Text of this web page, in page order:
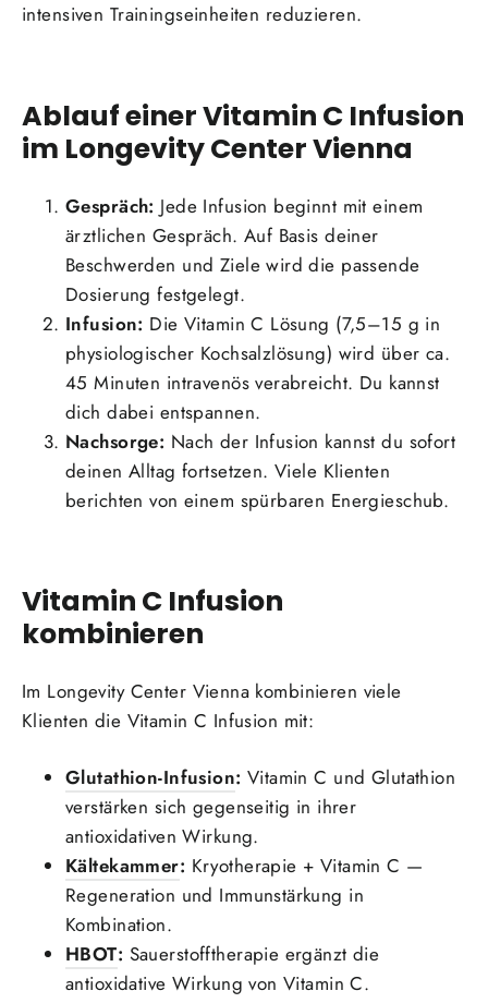
intensiven Trainingseinheiten reduzieren.
Ablauf einer Vitamin C Infusion
im Longevity Center Vienna
Gespräch: Jede Infusion beginnt mit einem
ärztlichen Gespräch. Auf Basis deiner
Beschwerden und Ziele wird die passende
Dosierung festgelegt.
Infusion: Die Vitamin C Lösung (7,5–15 g in
physiologischer Kochsalzlösung) wird über ca.
45 Minuten intravenös verabreicht. Du kannst
dich dabei entspannen.
Nachsorge: Nach der Infusion kannst du sofort
deinen Alltag fortsetzen. Viele Klienten
berichten von einem spürbaren Energieschub.
Vitamin C Infusion
kombinieren
Im Longevity Center Vienna kombinieren viele
Klienten die Vitamin C Infusion mit:
Glutathion-Infusion: Vitamin C und Glutathion
verstärken sich gegenseitig in ihrer
antioxidativen Wirkung.
Kältekammer: Kryotherapie + Vitamin C —
Regeneration und Immunstärkung in
Kombination.
HBOT: Sauerstofftherapie ergänzt die
antioxidative Wirkung von Vitamin C.